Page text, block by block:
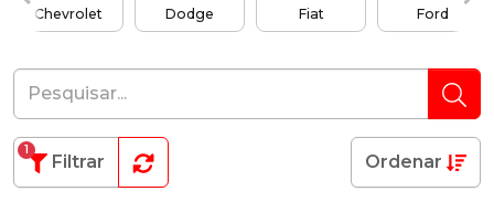
Chevrolet Dodge Fiat Ford
Filtrar
1
Ordenar